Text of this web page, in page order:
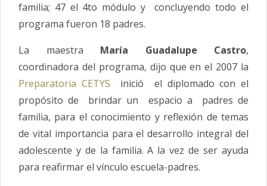
familia; 47 el 4to módulo y concluyendo todo el
programa fueron 18 padres.
La maestra María Guadalupe Castro,
coordinadora del programa, dijo que en el 2007 la
Preparatoria CETYS inició el diplomado con el
propósito de brindar un espacio a padres de
familia, para el conocimiento y reflexión de temas
de vital importancia para el desarrollo integral del
adolescente y de la familia. A la vez de ser ayuda
para reafirmar el vínculo escuela-padres.